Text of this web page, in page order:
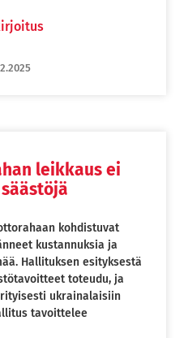
leikkaus ei
kohdistuvat
kustannuksia ja
Hallituksen esityksestä
toteudu, ja
ukrainalaisiin
tavoittelee